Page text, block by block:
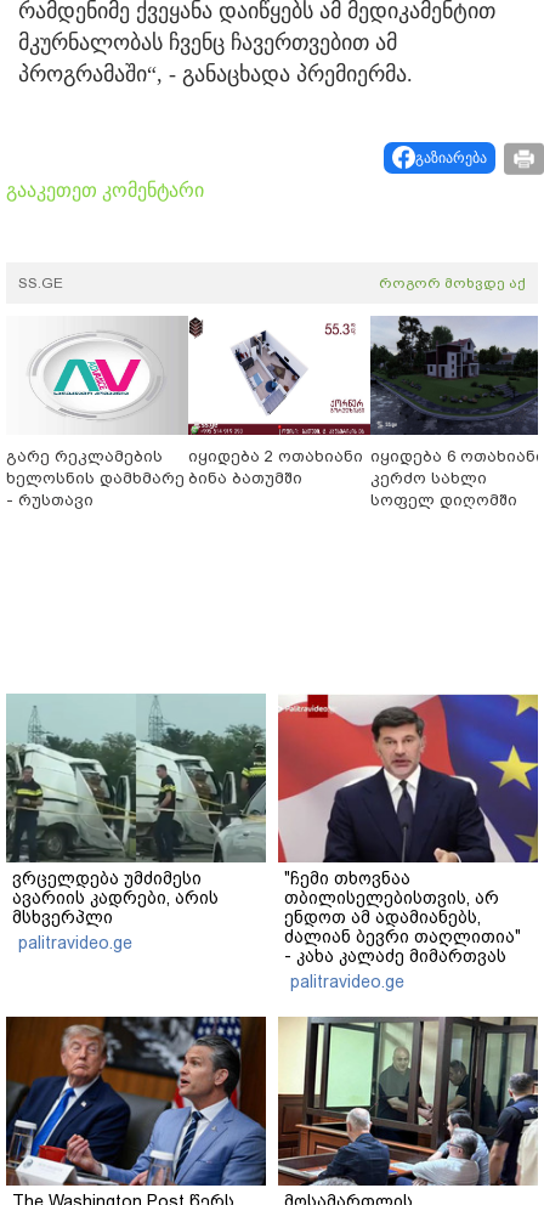
რამდენიმე ქვეყანა დაიწყებს ამ მედიკამენტით
მკურნალობას ჩვენც ჩავერთვებით ამ
პროგრამაში“, - განაცხადა პრემიერმა.
გაზიარება
გააკეთეთ კომენტარი
SS.GE როგორ მოხვდე აქ
გარე რეკლამების
ხელოსნის დამხმარე
- რუსთავი
იყიდება 2 ოთახიანი
ბინა ბათუმში
იყიდება 6 ოთახიანი
კერძო სახლი
სოფელ დიღომში
ვრცელდება უმძიმესი
ავარიის კადრები, არის
მსხვერპლი
palitravideo.ge
"ჩემი თხოვნაა
თბილისელებისთვის, არ
ენდოთ ამ ადამიანებს,
ძალიან ბევრი თაღლითია"
- კახა კალაძე მიმართვას
ავრცელებს
palitravideo.ge